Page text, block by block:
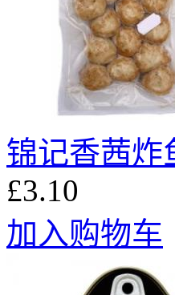
锦记香茜炸
£3.10
加入购物车